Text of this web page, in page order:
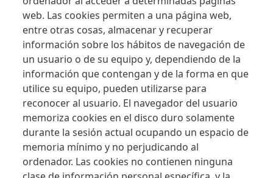
web. Las cookies permiten a una página web,
entre otras cosas, almacenar y recuperar
información sobre los hábitos de navegación de
un usuario o de su equipo y, dependiendo de la
información que contengan y de la forma en que
utilice su equipo, pueden utilizarse para
reconocer al usuario. El navegador del usuario
memoriza cookies en el disco duro solamente
durante la sesión actual ocupando un espacio de
memoria mínimo y no perjudicando al
ordenador. Las cookies no contienen ninguna